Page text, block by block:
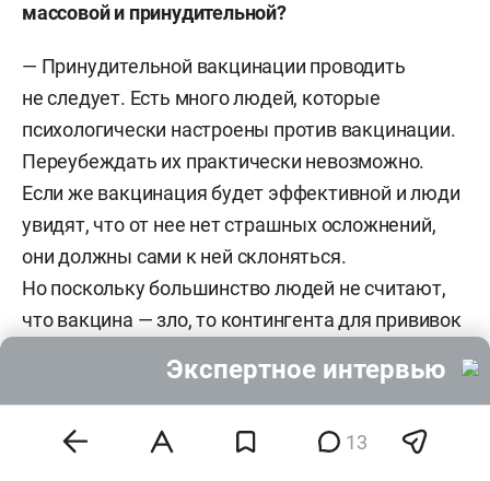
массовой и принудительной?
— Принудительной вакцинации проводить
не следует. Есть много людей, которые
психологически настроены против вакцинации.
Переубеждать их практически невозможно.
Если же вакцинация будет эффективной и люди
увидят, что от нее нет страшных осложнений,
они должны сами к ней склоняться.
Но поскольку большинство людей не считают,
что вакцина — зло, то контингента для прививок
—Как думаете, почему появились
«антипрививочники»?
13
Экспертное интервью